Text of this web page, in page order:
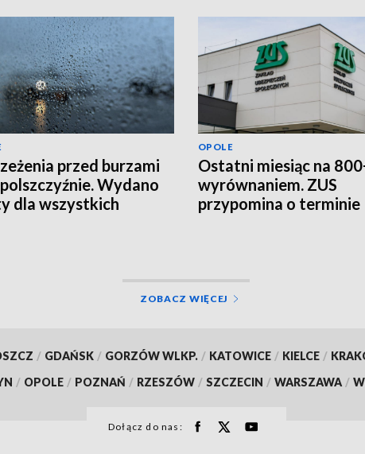
przed burzami
Wydano
dla wszystkich
OPOLE
Ostatni miesiąc na
wyrównaniem. ZUS
przypomina o terminie
ZOBACZ WIĘCEJ
/ GDAŃSK / GORZÓW WLKP. / KATOWICE / KIELCE /
/ OPOLE / POZNAŃ / RZESZÓW / SZCZECIN / WARSZAWA /
Dołącz do nas: